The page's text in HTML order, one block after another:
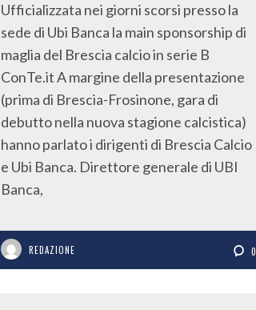
Ufficializzata nei giorni scorsi presso la
sede di Ubi Banca la main sponsorship di
maglia del Brescia calcio in serie B
ConTe.it A margine della presentazione
(prima di Brescia-Frosinone, gara di
debutto nella nuova stagione calcistica)
hanno parlato i dirigenti di Brescia Calcio
e Ubi Banca. Direttore generale di UBI
Banca,
REDAZIONE 0